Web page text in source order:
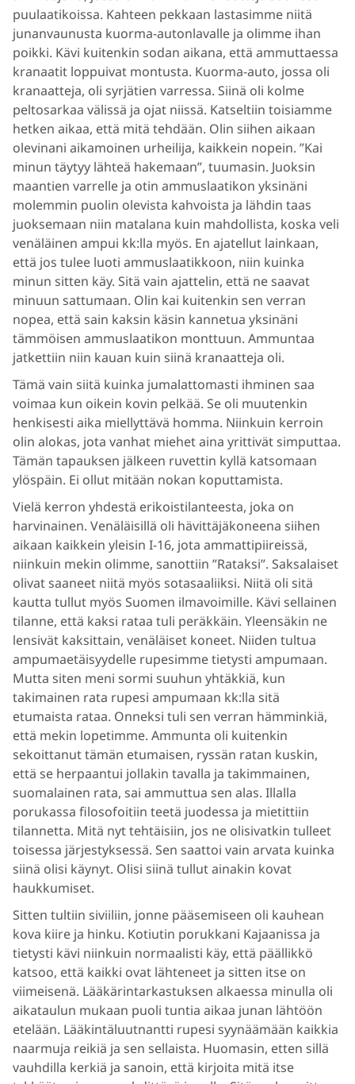
puulaatikoissa. Kahteen pekkaan lastasimme niitä
junanvaunusta kuorma-autonlavalle ja olimme ihan
poikki. Kävi kuitenkin sodan aikana, että ammuttaessa
kranaatit loppuivat montusta. Kuorma-auto, jossa oli
kranaatteja, oli syrjätien varressa. Siinä oli kolme
peltosarkaa välissä ja ojat niissä. Katseltiin toisiamme
hetken aikaa, että mitä tehdään. Olin siihen aikaan
olevinani aikamoinen urheilija, kaikkein nopein. ”Kai
minun täytyy lähteä hakemaan”, tuumasin. Juoksin
maantien varrelle ja otin ammuslaatikon yksinäni
molemmin puolin olevista kahvoista ja lähdin taas
juoksemaan niin matalana kuin mahdollista, koska veli
venäläinen ampui kk:lla myös. En ajatellut lainkaan,
että jos tulee luoti ammuslaatikkoon, niin kuinka
minun sitten käy. Sitä vain ajattelin, että ne saavat
minuun sattumaan. Olin kai kuitenkin sen verran
nopea, että sain kaksin käsin kannetua yksinäni
tämmöisen ammuslaatikon monttuun. Ammuntaa
jatkettiin niin kauan kuin siinä kranaatteja oli.
Tämä vain siitä kuinka jumalattomasti ihminen saa
voimaa kun oikein kovin pelkää. Se oli muutenkin
henkisesti aika miellyttävä homma. Niinkuin kerroin
olin alokas, jota vanhat miehet aina yrittivät simputtaa.
Tämän tapauksen jälkeen ruvettin kyllä katsomaan
ylöspäin. Ei ollut mitään nokan koputtamista.
Vielä kerron yhdestä erikoistilanteesta, joka on
harvinainen. Venäläisillä oli hävittäjäkoneena siihen
aikaan kaikkein yleisin I-16, jota ammattipiireissä,
niinkuin mekin olimme, sanottiin ”Rataksi”. Saksalaiset
olivat saaneet niitä myös sotasaaliiksi. Niitä oli sitä
kautta tullut myös Suomen ilmavoimille. Kävi sellainen
tilanne, että kaksi rataa tuli peräkkäin. Yleensäkin ne
lensivät kaksittain, venäläiset koneet. Niiden tultua
ampumaetäisyydelle rupesimme tietysti ampumaan.
Mutta siten meni sormi suuhun yhtäkkiä, kun
takimainen rata rupesi ampumaan kk:lla sitä
etumaista rataa. Onneksi tuli sen verran hämminkiä,
että mekin lopetimme. Ammunta oli kuitenkin
sekoittanut tämän etumaisen, ryssän ratan kuskin,
että se herpaantui jollakin tavalla ja takimmainen,
suomalainen rata, sai ammuttua sen alas. Illalla
porukassa filosofoitiin teetä juodessa ja mietittiin
tilannetta. Mitä nyt tehtäisiin, jos ne olisivatkin tulleet
toisessa järjestyksessä. Sen saattoi vain arvata kuinka
siinä olisi käynyt. Olisi siinä tullut ainakin kovat
haukkumiset.
Sitten tultiin siviiliin, jonne pääsemiseen oli kauhean
kova kiire ja hinku. Kotiutin porukkani Kajaanissa ja
tietysti kävi niinkuin normaalisti käy, että päällikkö
katsoo, että kaikki ovat lähteneet ja sitten itse on
viimeisenä. Lääkärintarkastuksen alkaessa minulla oli
aikataulun mukaan puoli tuntia aikaa junan lähtöön
etelään. Lääkintäluutnantti rupesi syynäämään kaikkia
naarmuja reikiä ja sen sellaista. Huomasin, etten sillä
vauhdilla kerkiä ja sanoin, että kirjoita mitä itse